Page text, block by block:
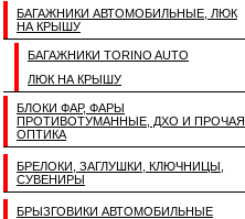
БАГАЖНИКИ АВТОМОБИЛЬНЫЕ, ЛЮК
НА КРЫШУ
БАГАЖНИКИ TORINO AUTO
ЛЮК НА КРЫШУ
БЛОКИ ФАР, ФАРЫ
ПРОТИВОТУМАННЫЕ, ДХО И ПРОЧАЯ
ОПТИКА
БРЕЛОКИ, ЗАГЛУШКИ, КЛЮЧНИЦЫ,
СУВЕНИРЫ
БРЫЗГОВИКИ АВТОМОБИЛЬНЫЕ